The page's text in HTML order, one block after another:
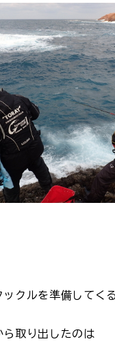
ックルを準備してく
ら取り出したのは